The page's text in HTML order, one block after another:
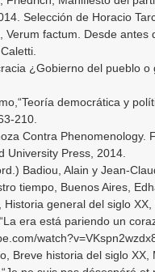
Selección de Horacio
Verum factum. Desde antes
¿Gobierno del pueblo
democrática y
210.
Contra Phenomenology.
University Press, 2014.
Badiou, Alain y Jean-
tiempo, Buenos Aires,
Historia general del siglo
era está pariendo un
Breve historia del siglo